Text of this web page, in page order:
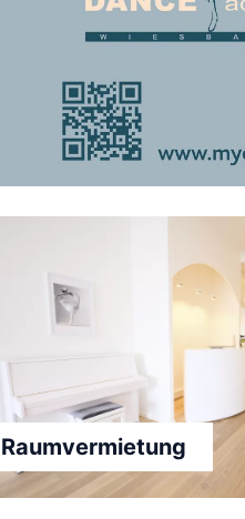
Raumvermietung